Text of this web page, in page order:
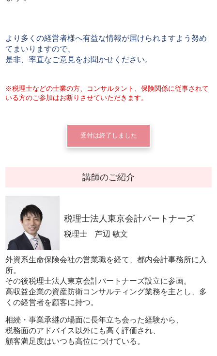
より多くの経営者様へ有益な情報が届けられますよう努め
てまいりますので、
是非、率直なご意見をお聞かせください。
※税理士などの士業の方、コンサルタント、保険関係に従事されて
いる方のご参加はお断りさせていただきます。
受付は終了しました
講師のご紹介
税理士法人東京会計パートナーズ
税理士 芦辺 敏文
外資系生命保険会社の営業職を経て、都内会計事務所に入
所。
その後税理士法人東京会計パートナーズ設立に参画。
高収益企業の資産防衛コンサルティング業務を主とし、多
くの経営者を顧客に持つ。
相続・事業承継の場面に長年立ち会った経験から、
税務面のアドバイス以外にも高く評価され、
顧客満足度はいつも高位につけている。